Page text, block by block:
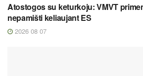
Atostogos su keturkoju: VMVT
nepamišti keliaujant ES
2026 08 07